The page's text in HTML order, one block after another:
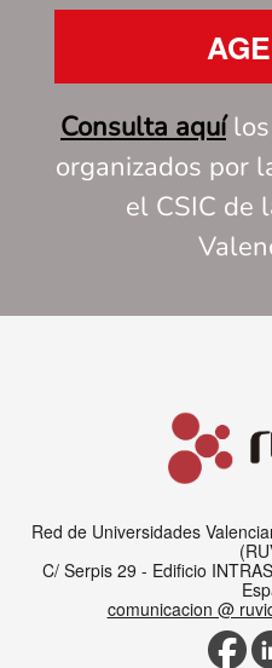
Consulta aquílos
organizados por
el CSIC de
Red de Universidades
C/ Serpis 29 - Edificio
comunicacion @